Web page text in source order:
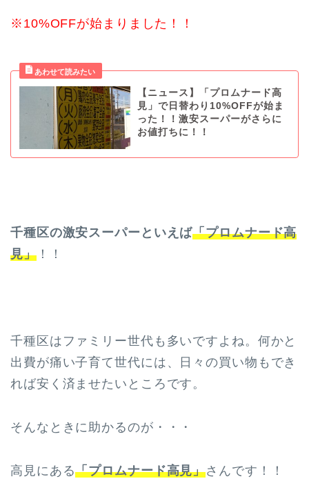
※10%OFFが始まりました！！
【ニュース】「プロムナード高
見」で日替わり10%OFFが始ま
った！！激安スーパーがさらに
お値打ちに！！
千種区の激安スーパーといえば「プロムナード高
見」！！
千種区はファミリー世代も多いですよね。何かと
出費が痛い子育て世代には、日々の買い物もでき
れば安く済ませたいところです。
そんなときに助かるのが・・・
高見にある「プロムナード高見」さんです！！